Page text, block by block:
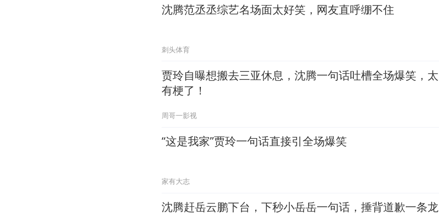
沈腾范丞丞综艺名场面太好笑，网友直呼绷不住
刺头体育
贾玲自曝想搬去三亚休息，沈腾一句话吐槽全场爆笑，太
有梗了！
周哥一影视
“这是我家”贾玲一句话直接引全场爆笑
家有大志
沈腾赶岳云鹏下台，下秒小岳岳一句话，捶背道歉一条龙